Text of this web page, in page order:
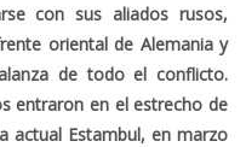
con sus aliados rusos,
oriental de Alemania y
de todo el conflicto.
entraron en el estrecho de
actual Estambul, en marzo